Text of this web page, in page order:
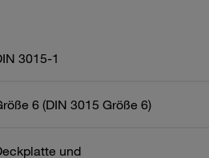
3015-1
6 (DIN 3015 Größe 6)
und